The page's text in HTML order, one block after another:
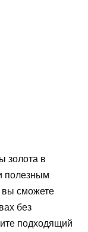
золота в
полезным
вы сможете
без
подходящий